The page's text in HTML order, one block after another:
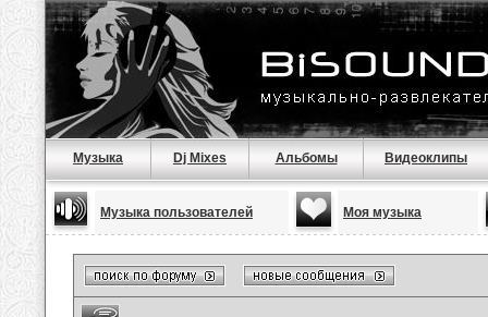
Музыка Dj Mixes Альбомы Видеоклипы
Музыка пользователей Моя музыка